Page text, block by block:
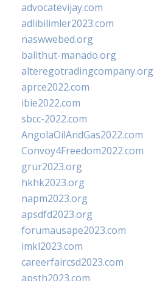
advocatevijay.com
adlibilimler2023.com
naswwebed.org
balithut-manado.org
alteregotradingcompany.org
aprce2022.com
ibie2022.com
sbcc-2022.com
AngolaOilAndGas2022.com
Convoy4Freedom2022.com
grur2023.org
hkhk2023.org
napm2023.org
apsdfd2023.org
forumausape2023.com
imkl2023.com
careerfaircsd2023.com
apsth2023.com